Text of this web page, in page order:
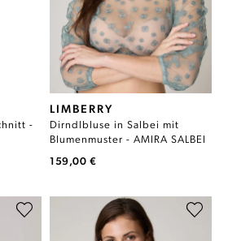
-
LIMBERRY
Dirndlbluse in Salbei mit
Blumenmuster - AMIRA SALBEI
159,00 €